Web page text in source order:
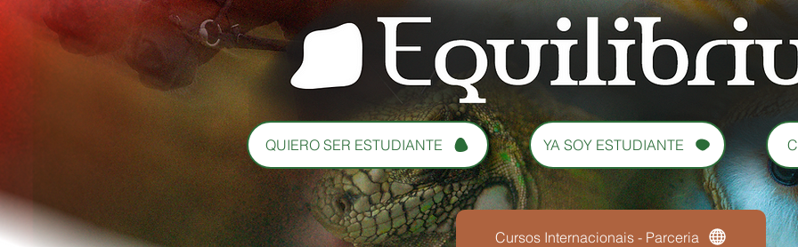
QUIERO SER ESTUDIANTE YA SOY ESTUDIANTE
Cursos Internacionais - Parceria